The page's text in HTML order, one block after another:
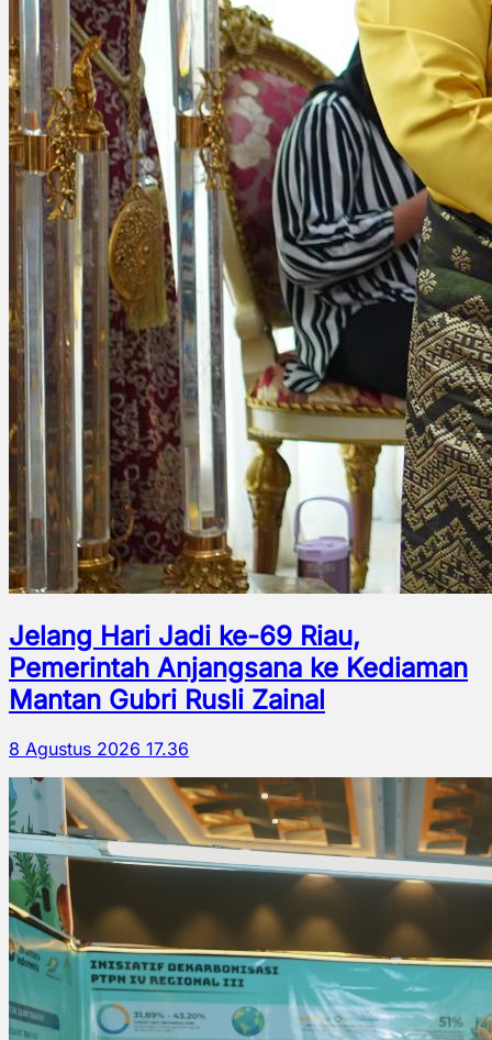
Jelang Hari Jadi ke-69 Riau,
Pemerintah Anjangsana ke Kediaman
Mantan Gubri Rusli Zainal
8 Agustus 2026 17.36